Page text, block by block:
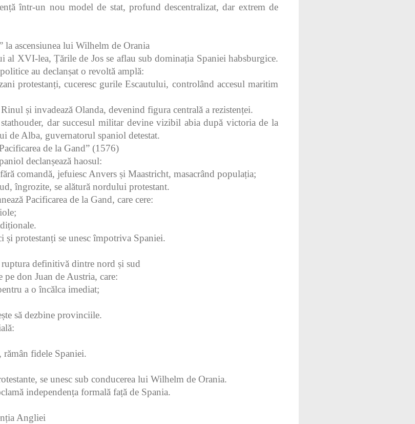
într-un nou model de stat, profund descentralizat, dar extrem de
ascensiunea lui Wilhelm de Orania
al XVI‑lea, Țările de Jos se aflau sub dominația Spaniei habsburgice.
au declanșat o revoltă amplă:
protestanți, cuceresc gurile Escautului, controlând accesul maritim
și invadează Olanda, devenind figura centrală a rezistenței.
dar succesul militar devine vizibil abia după victoria de la
de Alba, guvernatorul spaniol detestat.
de la Gand” (1576)
declanșează haosul:
comandă, jefuiesc Anvers și Maastricht, masacrând populația;
îngrozite, se alătură nordului protestant.
Pacificarea de la Gand, care cere:
și protestanți se unesc împotriva Spaniei.
definitivă dintre nord și sud
don Juan de Austria, care:
a o încălca imediat;
să dezbine provinciile.
fidele Spaniei.
se unesc sub conducerea lui Wilhelm de Orania.
independența formală față de Spania.
Angliei